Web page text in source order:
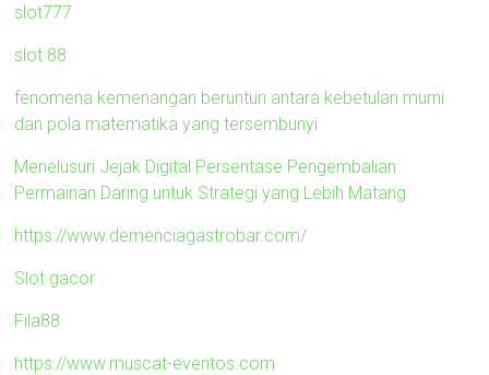
slot777
slot 88
fenomena kemenangan beruntun antara kebetulan murni
dan pola matematika yang tersembunyi
Menelusuri Jejak Digital Persentase Pengembalian
Permainan Daring untuk Strategi yang Lebih Matang
https://www.demenciagastrobar.com/
Slot gacor
Fila88
https://www.muscat-eventos.com